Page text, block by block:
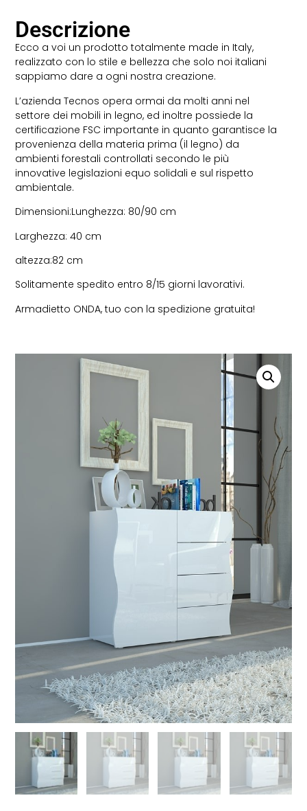
Descrizione
Ecco a voi un prodotto totalmente made in Italy,
realizzato con lo stile e bellezza che solo noi italiani
sappiamo dare a ogni nostra creazione.
L’azienda Tecnos opera ormai da molti anni nel
settore dei mobili in legno, ed inoltre possiede la
certificazione FSC importante in quanto garantisce la
provenienza della materia prima (il legno) da
ambienti forestali controllati secondo le più
innovative legislazioni equo solidali e sul rispetto
ambientale.
Dimensioni:Lunghezza: 80/90 cm
Larghezza: 40 cm
altezza:82 cm
Solitamente spedito entro 8/15 giorni lavorativi.
Armadietto ONDA, tuo con la spedizione gratuita!